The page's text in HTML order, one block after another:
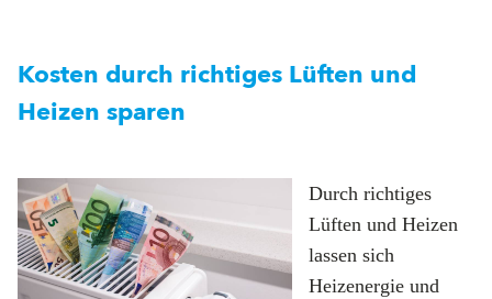
Kosten durch richtiges Lüften und
Heizen sparen
Durch richtiges
Lüften und Heizen
lassen sich
Heizenergie und